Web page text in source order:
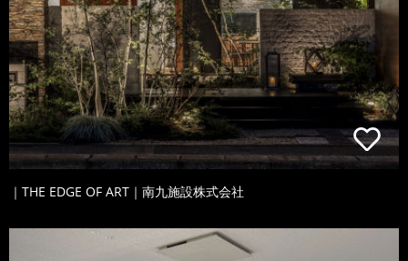
｜THE EDGE OF ART｜南九施設株式会社